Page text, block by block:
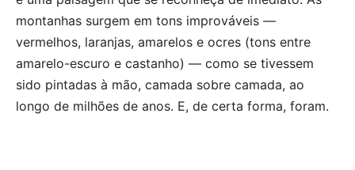
montanhas surgem em tons improváveis —
vermelhos, laranjas, amarelos e ocres (tons entre
amarelo-escuro e castanho) — como se tivessem
sido pintadas à mão, camada sobre camada, ao
longo de milhões de anos. E, de certa forma, foram.